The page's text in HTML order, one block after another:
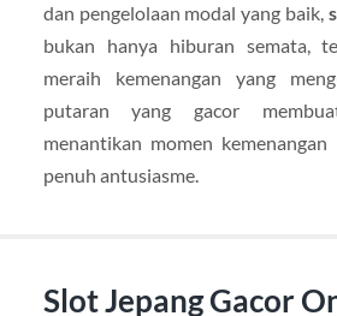
dan pengelolaan modal yang baik,
bukan hanya hiburan semata,
meraih kemenangan yang
putaran yang gacor
menantikan momen
penuh antusiasme.
Slot Jepang Gacor